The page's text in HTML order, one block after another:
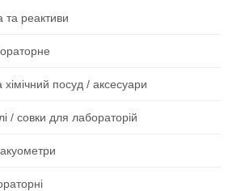
та реактиви
посуд / аксесуари
/ совки для лабораторій